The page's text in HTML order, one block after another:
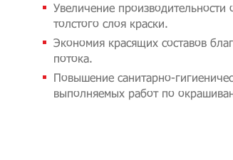
Увеличение
толстого слоя краски.
Экономия красящих составов
потока.
Повышение санитарно-
выполняемых работ по